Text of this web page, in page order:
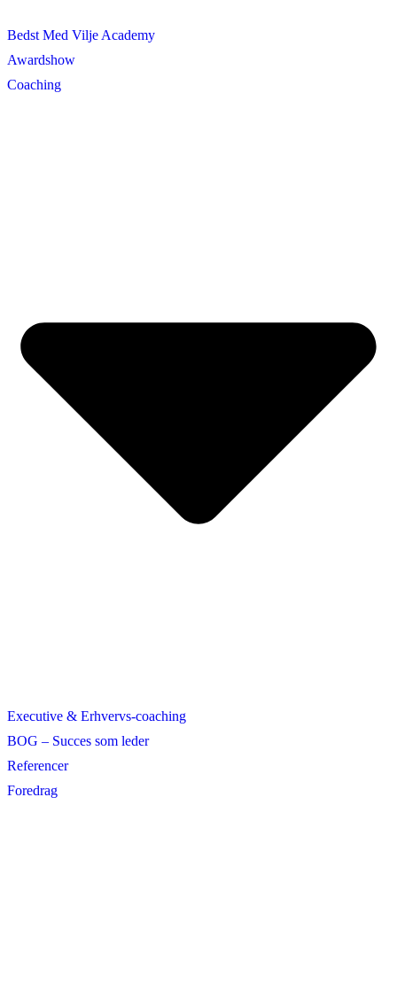
Bedst Med Vilje Academy
Awardshow
Coaching
Executive & Erhvervs-coaching
BOG – Succes som leder
Referencer
Foredrag